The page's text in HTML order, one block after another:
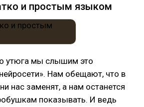
и простым языком
утюга мы слышим это
Нам обещают, что в
нас заменят, а нам останется
показывать. И ведь